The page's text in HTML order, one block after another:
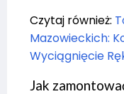
Czytaj również:
Mazowieckich:
Wyciągnięcie
Jak